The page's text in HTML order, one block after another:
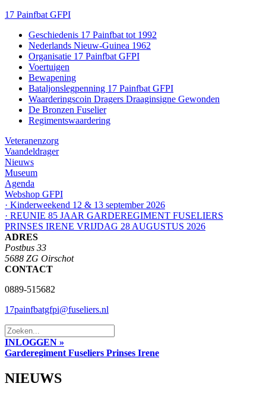
17 Painfbat GFPI
Geschiedenis 17 Painfbat tot 1992
Nederlands Nieuw-Guinea 1962
Organisatie 17 Painfbat GFPI
Voertuigen
Bewapening
Bataljonslegpenning 17 Painfbat GFPI
Waarderingscoin Dragers Draaginsigne Gewonden
De Bronzen Fuselier
Regimentswaardering
Veteranenzorg
Vaandeldrager
Nieuws
Museum
Agenda
Webshop GFPI
· Kinderweekend 12 & 13 september 2026
· REUNIE 85 JAAR GARDEREGIMENT FUSELIERS
PRINSES IRENE VRIJDAG 28 AUGUSTUS 2026
ADRES
Postbus 33
5688 ZG Oirschot
CONTACT
0889-515682
17painfbatgfpi@fuseliers.nl
INLOGGEN »
Garderegiment Fuseliers Prinses Irene
NIEUWS